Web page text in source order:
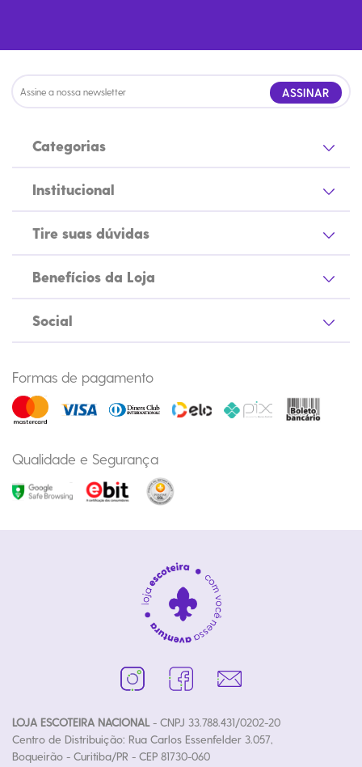
ASSINAR
Categorias
Institucional
Tire suas dúvidas
Benefícios da Loja
Social
Formas de pagamento
Qualidade e Segurança
LOJA ESCOTEIRA NACIONAL- CNPJ 33.788.431/0202-20
Centro de Distribuição: Rua Carlos Essenfelder 3.057,
Boqueirão - Curitiba/PR - CEP 81730-060